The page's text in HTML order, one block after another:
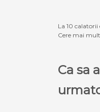
La 10
Cere mai
Ca sa